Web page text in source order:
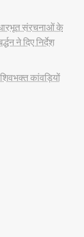
संरचनाओं के
ने दिए निर्देश
कांवड़ियों